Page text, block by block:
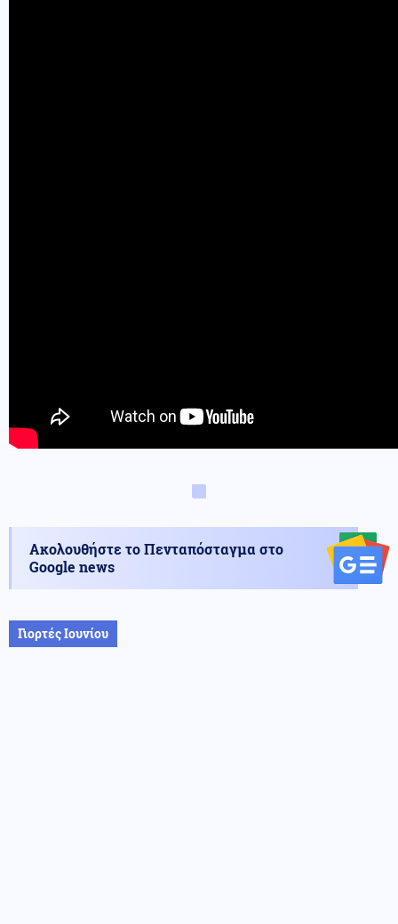
Ακολουθήστε το Πενταπόσταγμα στο
Google news
Γιορτές Ιουνίου